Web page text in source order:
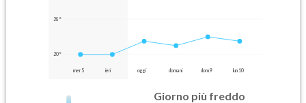
28°
20°
mer 5 ieri oggi domani dom 9 lun 10
Giorno più freddo